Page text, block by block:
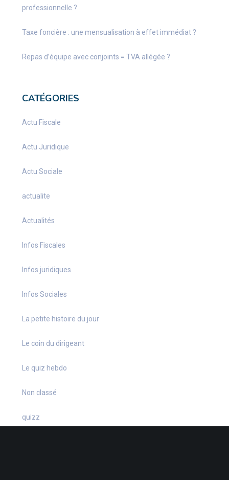
professionnelle ?
Taxe foncière : une mensualisation à effet immédiat ?
Repas d’équipe avec conjoints = TVA allégée ?
CATÉGORIES
Actu Fiscale
Actu Juridique
Actu Sociale
actualite
Actualités
Infos Fiscales
Infos juridiques
Infos Sociales
La petite histoire du jour
Le coin du dirigeant
Le quiz hebdo
Non classé
quizz